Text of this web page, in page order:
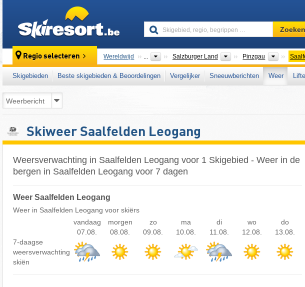
Skigebied,
regio,
…
Zoeken
Regio selecteren Wereldwijd ... Salzburger Land Bondsstaten
Pinzgau Gouwen
Skigebieden Beste skigebieden & Beoordelingen Vergelijker Sneeuwberichten Weer
Skiweer Saalfelden Leogang
Weersverwachting in Saalfelden Leogang voor 1 Skigebied - Weer in de
bergen in Saalfelden Leogang voor 7 dagen
Weer Saalfelden Leogang
Weer in Saalfelden Leogang voor skiërs
vandaag
07.08.
morgen
08.08.
zo
09.08.
ma
10.08.
di
11.08.
wo
12.08.
do
13.08.
7-daagse
weersverwachting
skiën